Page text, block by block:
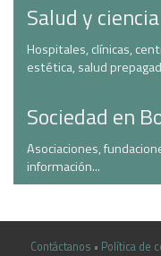
Salud y
Hospitales, clínicas,
estética, salud
Sociedad en
Asociaciones,
información...
Contáctanos • Política de